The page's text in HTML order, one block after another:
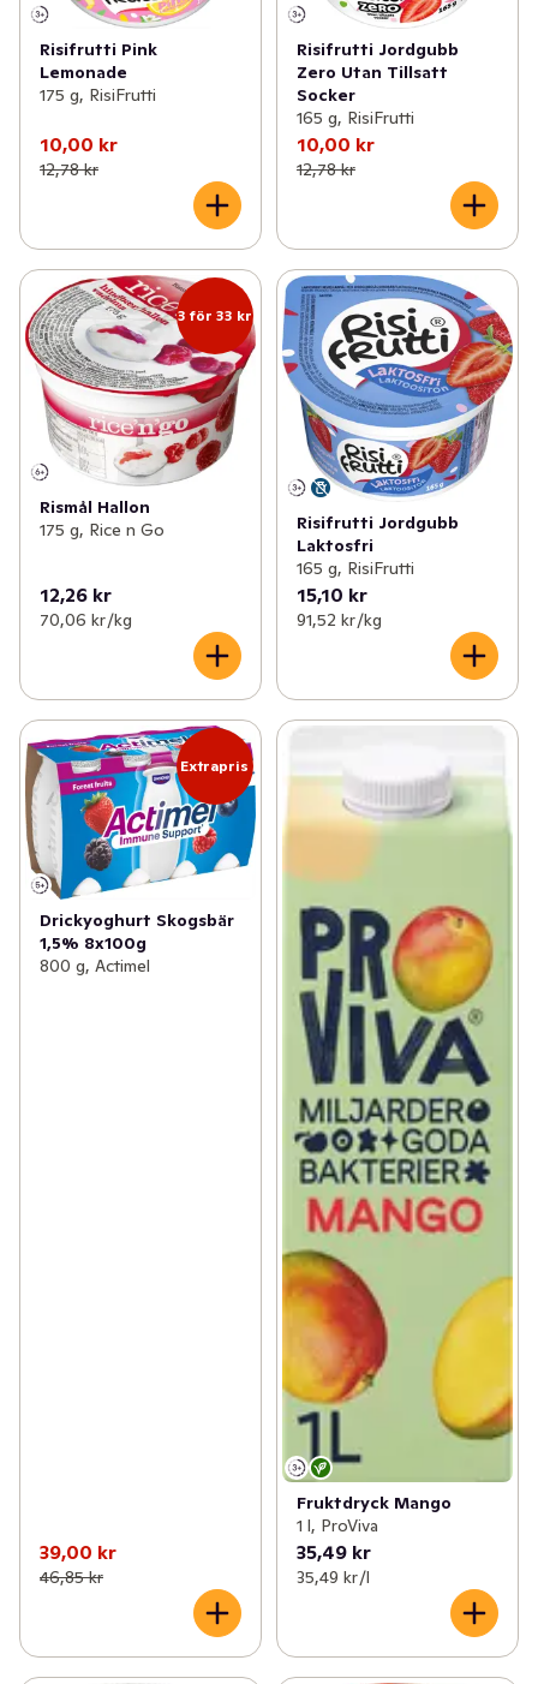
Risifrutti Pink
Lemonade
175 g, RisiFrutti
10,00 kr
12,78 kr
Risifrutti Jordgubb
Zero Utan Tillsatt
Socker
165 g, RisiFrutti
10,00 kr
12,78 kr
3 för 33 kr
Rismål Hallon
175 g, Rice n Go
12,26 kr
70,06 kr /kg
Risifrutti Jordgubb
Laktosfri
165 g, RisiFrutti
15,10 kr
91,52 kr /kg
Extrapris
Drickyoghurt Skogsbär
1,5% 8x100g
800 g, Actimel
39,00 kr
46,85 kr
Fruktdryck Mango
1 l, ProViva
35,49 kr
35,49 kr /l